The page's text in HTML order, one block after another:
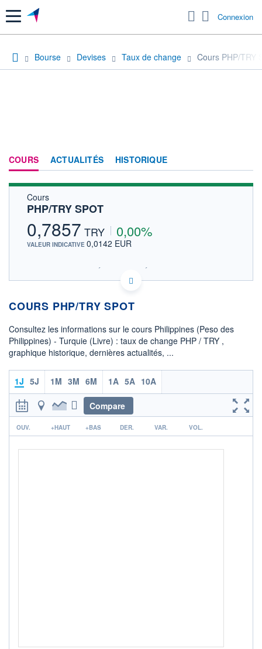
Menu Connexion
Bourse Devises Taux de change Cours PHP/TRY
COURS ACTUALITÉS HISTORIQUE
Cours
PHP/TRY SPOT
0,7857 TRY 0,00%
VALEUR INDICATIVE 0,0142 EUR
SIX - FOREX 2 DONNÉES TEMPS RÉEL
Politique d'exécution
15h29
OUVERTURE
0,7874
CLÔTURE VEILLE
0,7874 0,7856
COTATION SPÉCIFIQUE
COURS PHP/TRY SPOT
Consultez les informations sur le cours Philippines (Peso des
Philippines) - Turquie (Livre) : taux de change PHP / TRY ,
graphique historique, dernières actualités, ...
1J 5J 1M 3M 6M 1A 5A 10A
Compare
r
OUV. +HAUT +BAS DER. VAR. VOL.